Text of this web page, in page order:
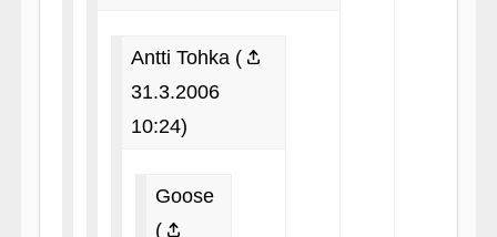
Antti Tohka (
31.3.2006
10:24)
Goose
(